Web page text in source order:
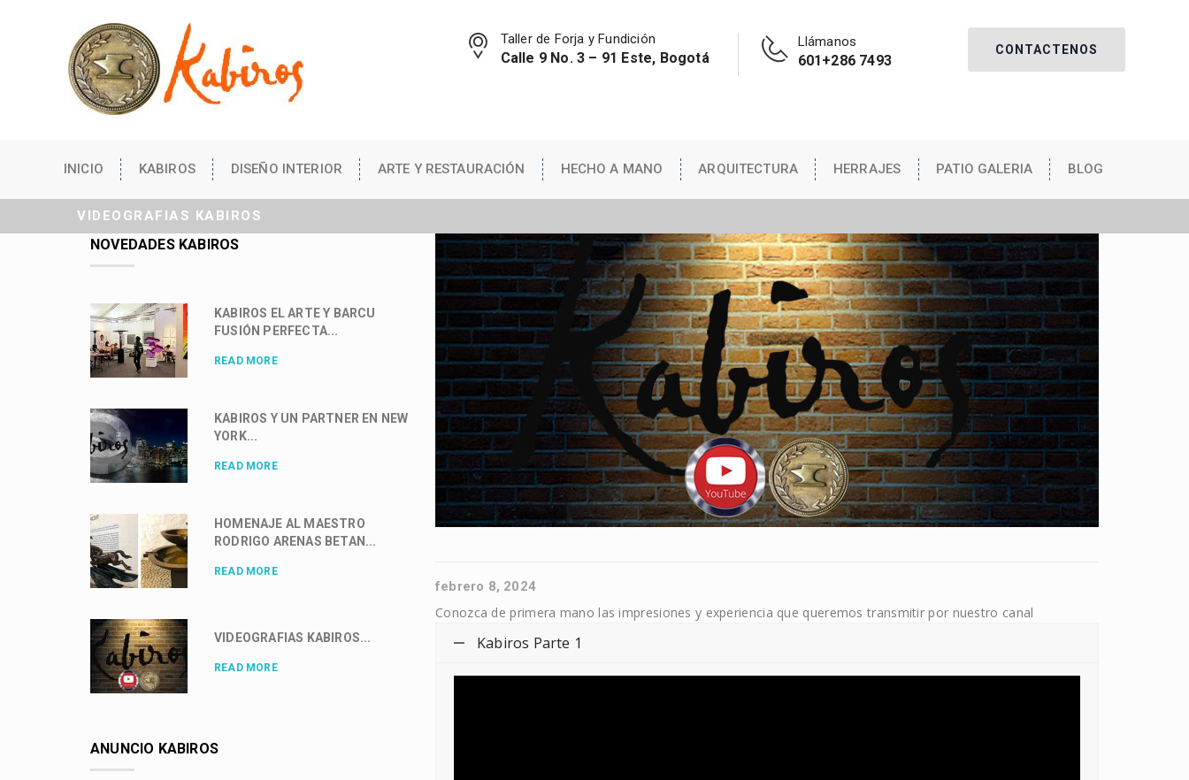
CONTACTENOS
Taller de Forja y Fundición
Calle 9 No. 3 – 91 Este, Bogotá
Llámanos
601+286 7493
INICIO KABIROS DISEÑO INTERIOR ARTE Y RESTAURACIÓN HECHO A MANO ARQUITECTURA HERRAJES PATIO GALERIA BLOG
VIDEOGRAFIAS KABIROS
febrero 8, 2024
Conozca de primera mano las impresiones y experiencia que queremos transmitir por nuestro canal
Kabiros Parte 1
NOVEDADES KABIROS
KABIROS EL ARTE Y BARCU
FUSIÓN PERFECTA...
READ MORE
KABIROS Y UN PARTNER EN NEW
YORK...
READ MORE
HOMENAJE AL MAESTRO
RODRIGO ARENAS BETAN...
READ MORE
VIDEOGRAFIAS KABIROS...
READ MORE
ANUNCIO KABIROS